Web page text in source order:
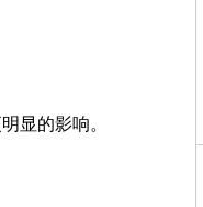
显的影响。